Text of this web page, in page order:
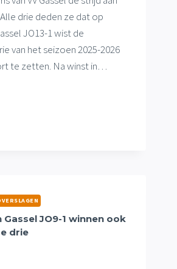
drie deden ze dat op
JO13-1 wist de
van het seizoen 2025-2026
te zetten. Na winst in…
Gassel JO9-1 winnen ook
drie